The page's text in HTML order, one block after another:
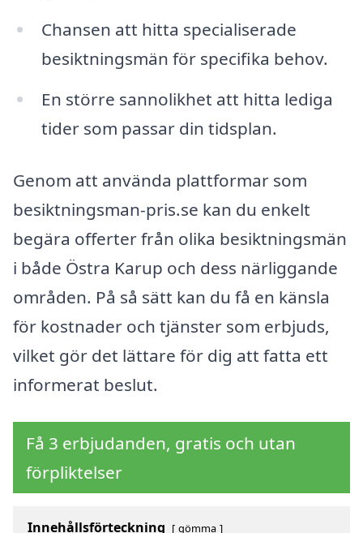
Chansen att hitta specialiserade
besiktningsmän för specifika behov.
En större sannolikhet att hitta lediga
tider som passar din tidsplan.
Genom att använda plattformar som
besiktningsman-pris.se kan du enkelt
begära offerter från olika besiktningsmän
i både Östra Karup och dess närliggande
områden. På så sätt kan du få en känsla
för kostnader och tjänster som erbjuds,
vilket gör det lättare för dig att fatta ett
informerat beslut.
Få 3 erbjudanden, gratis och utan
förpliktelser
Innehållsförteckning gömma